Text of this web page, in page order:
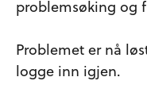
problemsøking og
Problemet er nå
logge inn igjen.